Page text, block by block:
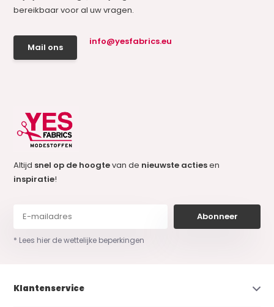
bereikbaar voor al uw vragen.
Mail ons
info@yesfabrics.eu
Altijd snel op de hoogtevan de nieuwste actiesen
inspiratie!
Abonneer
* Lees hier de wettelijke beperkingen
Klantenservice